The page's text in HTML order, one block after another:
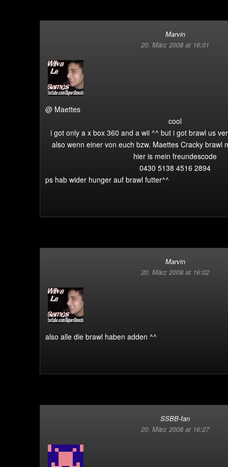
Marvin
20. März 2008 at 16:01
@ Maettes
cool
i got only a x box 360 and a wii ^^ but i got brawl us
also wenn einer von euch bzw. Maettes Cracky brawl
hier is mein freundescode
0430 5138 4516 2894
ps hab wider hunger auf brawl futter^^
Marvin
20. März 2008 at 16:02
also alle die brawl haben adden ^^
SSBB-fan
20. März 2008 at 16:27